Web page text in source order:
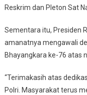
Reskrim dan Pleton Sat
Sementara itu, Presiden
amanatnya mengawali
Bhayangkara ke-76 atas
“Terimakasih atas
Polri. Masyarakat terus